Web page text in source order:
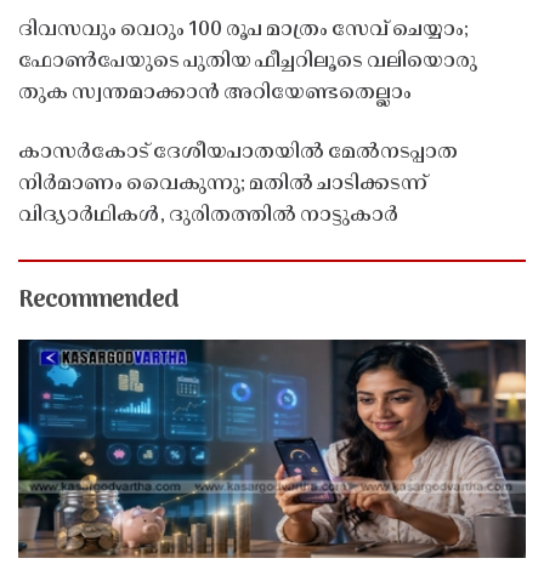
ദിവസവും വെറും 100 രൂപ മാത്രം സേവ് ചെയ്യാം;
ഫോൺപേയുടെ പുതിയ ഫീച്ചറിലൂടെ വലിയൊരു
തുക സ്വന്തമാക്കാൻ അറിയേണ്ടതെല്ലാം
കാസർകോട് ദേശീയപാതയിൽ മേൽനടപ്പാത
നിർമാണം വൈകുന്നു; മതിൽ ചാടിക്കടന്ന്
വിദ്യാർഥികൾ, ദുരിതത്തിൽ നാട്ടുകാർ
Recommended